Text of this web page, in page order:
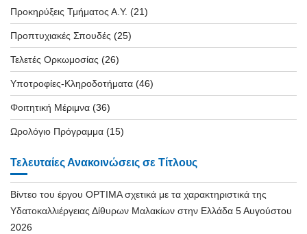
Προκηρύξεις Τμήματος Α.Υ. (21)
Προπτυχιακές Σπουδές (25)
Τελετές Ορκωμοσίας (26)
Υποτροφίες-Κληροδοτήματα (46)
Φοιτητική Μέριμνα (36)
Ωρολόγιο Πρόγραμμα (15)
Τελευταίες Ανακοινώσεις σε Τίτλους
Βίντεο του έργου OPTIMA σχετικά με τα χαρακτηριστικά της
Υδατοκαλλιέργειας Δίθυρων Μαλακίων στην Ελλάδα 5 Αυγούστου
2026